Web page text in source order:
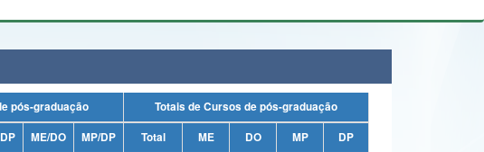
Planalto
Total de Programas de pós-graduação
Totais de Cursos de pós-graduação
DP ME/DO MP/DP Total ME DO MP
DP